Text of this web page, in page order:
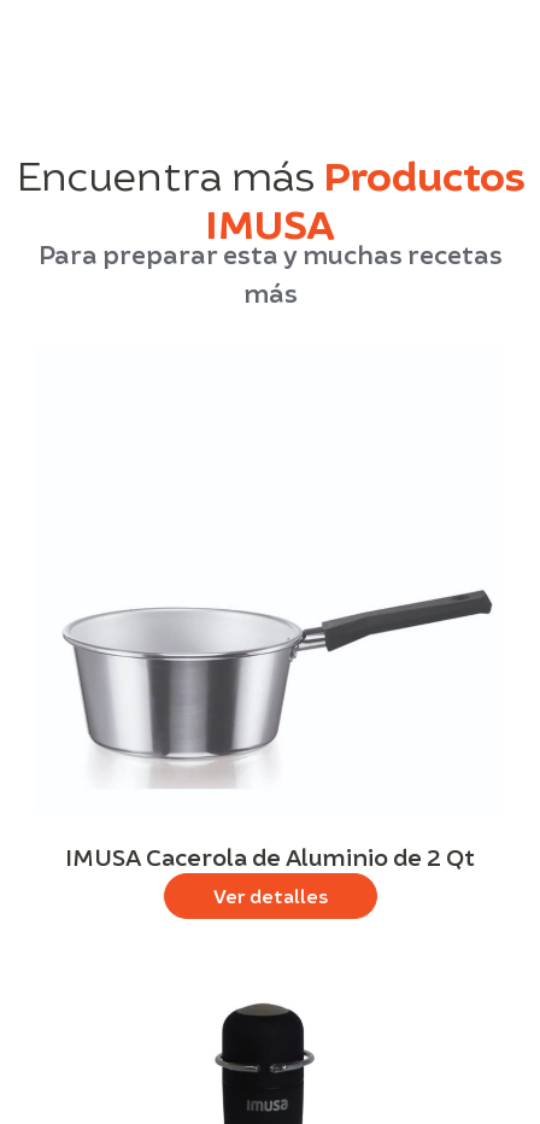
Encuentra más Productos
IMUSA
Para preparar esta y muchas recetas
más
IMUSA Cacerola de Aluminio de 2 Qt
Ver detalles